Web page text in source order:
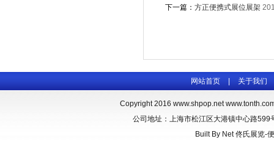
下一篇： 方正便携式展位展架
网站首页 关于我们
Copyright 2016 www.shpop.net
公司地址：上海市松江区大港镇中心路
Built By Net 佟氏展览-